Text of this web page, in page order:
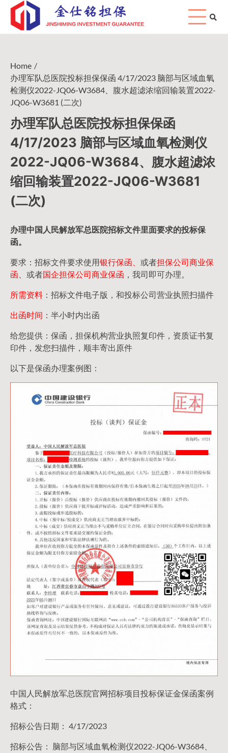
Skip
content
Home
办理军队总医院投标担保保函 4/17/2023 脑部与区域血氧
检测仪2022-JQ06-W3684、腹水超滤浓缩回输装置2022-
JQ06-W3681 (二次)
办理军队总医院投标担保保函
4/17/2023 脑部与区域血氧检测仪
2022-JQ06-W3684、腹水超滤浓
缩回输装置2022-JQ06-W3681
(二次)
办理中国人民解放军总医院招标文件里面要求的投标保
函。
要求：招标文件要求使用银行保函、 或者担保公司商业保
函 、或者国企担保公司商业保函 ，我司即可办理。
所需资料 ：招标文件电子版，和投标公司营业执照扫描件
出函时间 ：半小时内出函
给您提供：保函，担保机构营业执照复印件，资质证书复
印件，发您扫描件，顺丰寄出原件
以下是保函办理案例图：
中国人民解放军总医院官网招标项目投标保证金保函案例
格式：
招标公告日期： 4/17/2023
招标公告： 脑部与区域血氧检测仪2022-JQ06-W3684、